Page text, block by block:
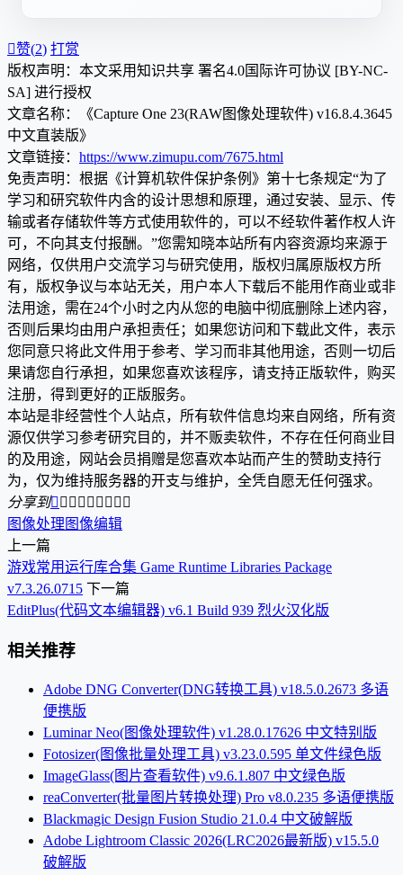
赞(2) 打赏
版权声明：本文采用知识共享 署名4.0国际许可协议 [BY-NC-
SA] 进行授权
文章名称：《Capture One 23(RAW图像处理软件) v16.8.4.3645
中文直装版》
文章链接： https://www.zimupu.com/7675.html
免责声明：根据《计算机软件保护条例》第十七条规定“为了
学习和研究软件内含的设计思想和原理，通过安装、显示、传
输或者存储软件等方式使用软件的，可以不经软件著作权人许
可，不向其支付报酬。”您需知晓本站所有内容资源均来源于
网络，仅供用户交流学习与研究使用，版权归属原版权方所
有，版权争议与本站无关，用户本人下载后不能用作商业或非
法用途，需在24个小时之内从您的电脑中彻底删除上述内容，
否则后果均由用户承担责任；如果您访问和下载此文件，表示
您同意只将此文件用于参考、学习而非其他用途，否则一切后
果请您自行承担，如果您喜欢该程序，请支持正版软件，购买
注册，得到更好的正版服务。
本站是非经营性个人站点，所有软件信息均来自网络，所有资
源仅供学习参考研究目的，并不贩卖软件，不存在任何商业目
的及用途，网站会员捐赠是您喜欢本站而产生的赞助支持行
为，仅为维持服务器的开支与维护，全凭自愿无任何强求。
分享到        
图像处理 图像编辑
上一篇
游戏常用运行库合集 Game Runtime Libraries Package
v7.3.26.0715 下一篇
EditPlus(代码文本编辑器) v6.1 Build 939 烈火汉化版
相关推荐
Adobe DNG Converter(DNG转换工具) v18.5.0.2673 多语
便携版
Luminar Neo(图像处理软件) v1.28.0.17626 中文特别版
Fotosizer(图像批量处理工具) v3.23.0.595 单文件绿色版
ImageGlass(图片查看软件) v9.6.1.807 中文绿色版
reaConverter(批量图片转换处理) Pro v8.0.235 多语便携版
Blackmagic Design Fusion Studio 21.0.4 中文破解版
Adobe Lightroom Classic 2026(LRC2026最新版) v15.5.0
破解版